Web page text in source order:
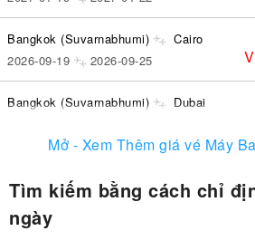
Bangkok (Suvarnabhumi) Cairo
2026-09-19 2026-09-25
Bangkok (Suvarnabhumi) Dubai
Mở - Xem Thêm giá vé Máy
Tìm kiếm bằng cách chỉ
ngày